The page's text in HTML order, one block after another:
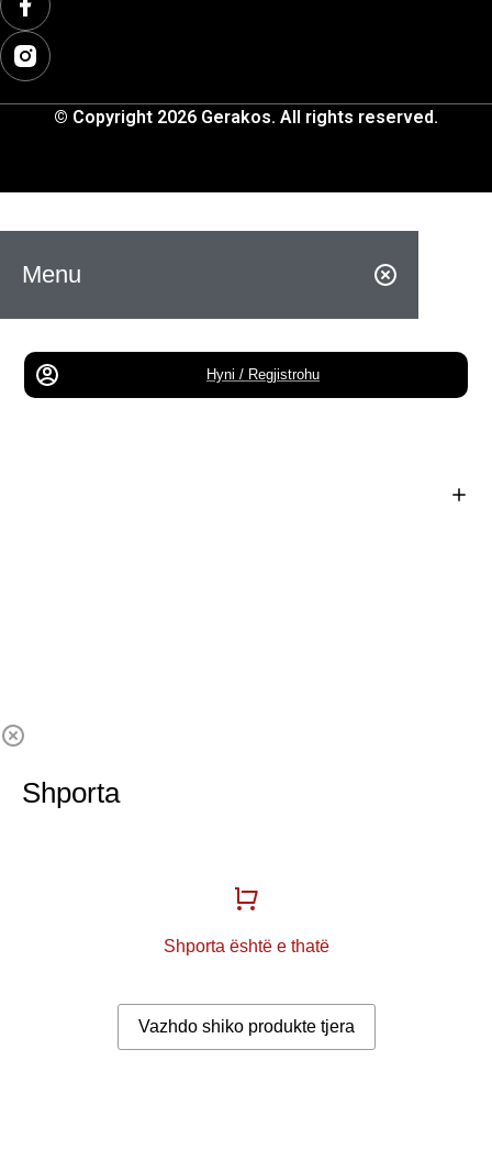
© Copyright 2026 Gerakos. All rights reserved.
Menu
Hyni / Regjistrohu
Shporta
Shporta është e thatë
Vazhdo shiko produkte tjera